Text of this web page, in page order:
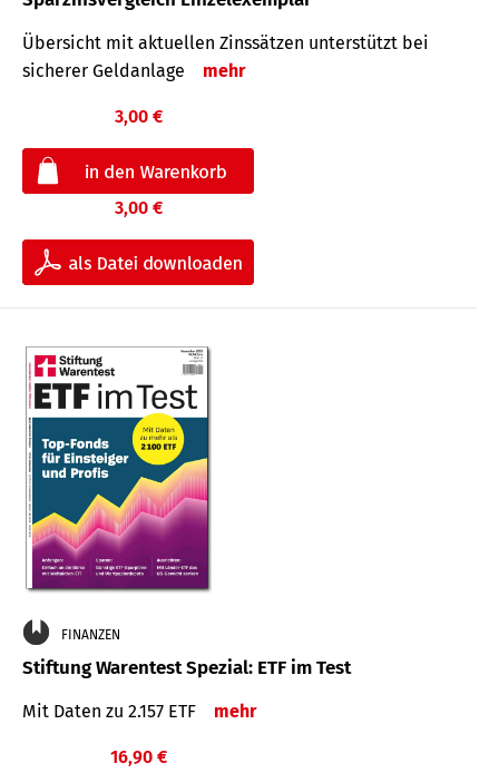
Übersicht mit aktuellen Zinssätzen unterstützt bei
sicherer Geldanlage
mehr
3,00 €
3,00 €
FINANZEN
Stiftung Warentest Spezial: ETF im Test
Mit Daten zu 2.157 ETF mehr
16,90 €